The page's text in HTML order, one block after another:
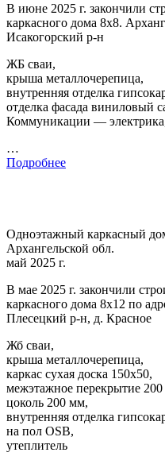
В июне 2025 г. закончили
каркасного дома 8х8.
Исакогорский р-н
ЖБ сваи,
крыша металлочерепица,
внутренняя отделка
отделка фасада виниловый
Коммуникации —
…
Подробнее
Одноэтажный каркасный
Архангельской обл.
май 2025 г.
В мае 2025 г. закончили
каркасного дома 8х12 по
Плесецкий р-н, д. Красное
Жб сваи,
крыша металлочерепица,
каркас сухая доска 150х50,
межэтажное перекрытие
цоколь 200 мм,
внутренняя отделка
на пол OSB,
утеплитель